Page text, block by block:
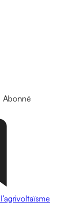
Abonné